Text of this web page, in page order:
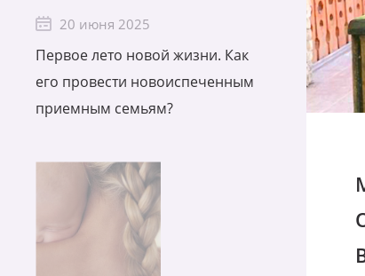
20 июня 2025
Первое лето новой жизни. Как
его провести новоиспеченным
приемным семьям?